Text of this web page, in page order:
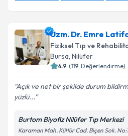
Uzm. Dr. Emre
Fiziksel Tıp ve
Bursa, Nilüfer
4.9 (119 Değerlendirme)
Açık ve net bir şekilde durum
yüzlü...
Burtom Biyofiz Nilüfer Tıp Merkezi
Karaman Mah. Kültür Cad. Biçen Sok.